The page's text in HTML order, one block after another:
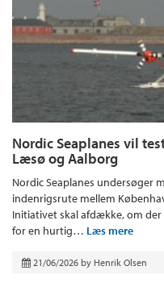
Nordic Seaplanes vil
Læsø og Aalborg
Nordic Seaplanes undersøger
indenrigsrute mellem
Initiativet skal afdække, om
for en hurtig… Læs mere
21/06/2026 by Henrik Olsen